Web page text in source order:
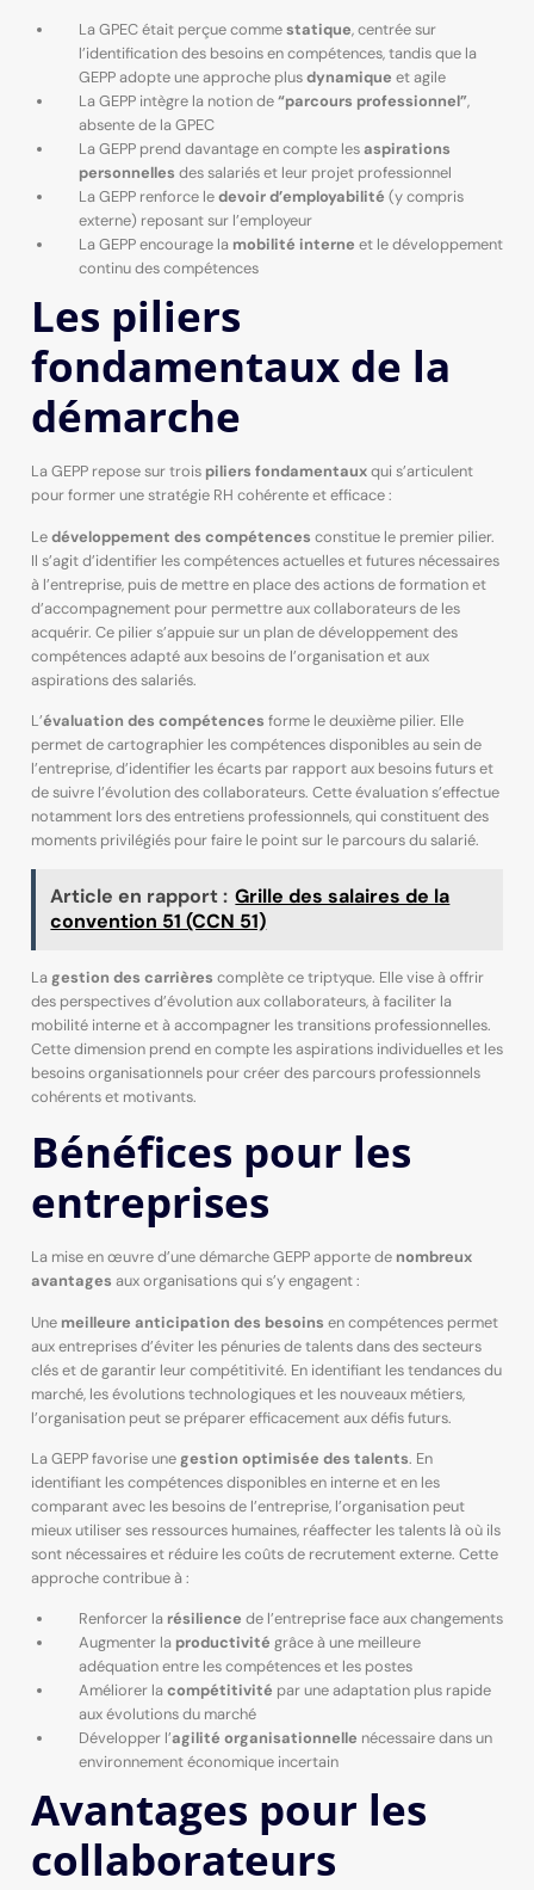
La GPEC était perçue commestatique, centrée sur
l’identification des besoins en compétences, tandis que la
GEPP adopte une approche plusdynamique et agile
La GEPP intègre la notion de“parcours professionnel”,
absente de la GPEC
La GEPP prend davantage en compte lesaspirations
personnelles des salariés et leur projet professionnel
La GEPP renforce ledevoir d’employabilité (y compris
externe) reposant sur l’employeur
La GEPP encourage la mobilité interne et le développement
continu des compétences
Les piliers
fondamentaux de la
démarche
La GEPP repose sur trois piliers fondamentauxqui s’articulent
pour former une stratégie RH cohérente et efficace :
Ledéveloppement des compétences constitue le premier pilier.
Il s’agit d’identifier les compétences actuelles et futures nécessaires
à l’entreprise, puis de mettre en place des actions de formation et
d’accompagnement pour permettre aux collaborateurs de les
acquérir. Ce pilier s’appuie sur un plan de développement des
compétences adapté aux besoins de l’organisation et aux
aspirations des salariés.
L’évaluation des compétences forme le deuxième pilier. Elle
permet de cartographier les compétences disponibles au sein de
l’entreprise, d’identifier les écarts par rapport aux besoins futurs et
de suivre l’évolution des collaborateurs. Cette évaluation s’effectue
notamment lors des entretiens professionnels, qui constituent des
moments privilégiés pour faire le point sur le parcours du salarié.
Article en rapport : Grille des salaires de la
convention 51 (CCN 51)
Lagestion des carrières complète ce triptyque. Elle vise à offrir
des perspectives d’évolution aux collaborateurs, à faciliter la
mobilité interne et à accompagner les transitions professionnelles.
Cette dimension prend en compte les aspirations individuelles et les
besoins organisationnels pour créer des parcours professionnels
cohérents et motivants.
Bénéfices pour les
entreprises
La mise en œuvre d’une démarche GEPP apporte de nombreux
avantages aux organisations qui s’y engagent :
Une meilleure anticipation des besoins en compétences permet
aux entreprises d’éviter les pénuries de talents dans des secteurs
clés et de garantir leur compétitivité. En identifiant les tendances du
marché, les évolutions technologiques et les nouveaux métiers,
l’organisation peut se préparer efficacement aux défis futurs.
La GEPP favorise unegestion optimisée des talents. En
identifiant les compétences disponibles en interne et en les
comparant avec les besoins de l’entreprise, l’organisation peut
mieux utiliser ses ressources humaines, réaffecter les talents là où ils
sont nécessaires et réduire les coûts de recrutement externe. Cette
approche contribue à :
Renforcer la résilience de l’entreprise face aux changements
Augmenter la productivité grâce à une meilleure
adéquation entre les compétences et les postes
Améliorer lacompétitivité par une adaptation plus rapide
aux évolutions du marché
Développer l’agilité organisationnelle nécessaire dans un
environnement économique incertain
Avantages pour les
collaborateurs